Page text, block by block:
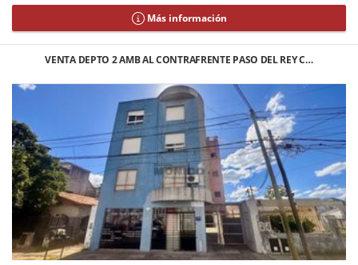
Más información
VENTA DEPTO 2 AMB AL CONTRAFRENTE PASO DEL REY C…